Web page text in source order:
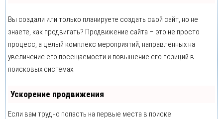
Вы создали или только планируете создать свой сайт, но не
знаете, как продвигать? Продвижение сайта – это не просто
процесс, а целый комплекс мероприятий, направленных на
увеличение его посещаемости и повышение его позиций в
поисковых системах.
Ускорение продвижения
Если вам трудно попасть на первые места в поиске